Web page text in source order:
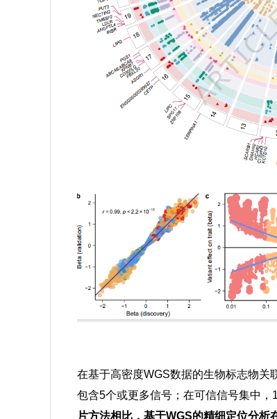
在基于高密度WGS数据的生物标志物关
包含5个或更多信号；在可信信号集中，
片方法相比，基于WGS的精细定位分析